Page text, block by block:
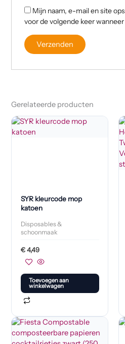
Mijn naam, e-mail en site
voor de volgende keer
Gerelateerde producten
SYR kleurcode mop
katoen
Disposables &
schoonmaak
€4,49
Toevoegen aan
winkelwagen